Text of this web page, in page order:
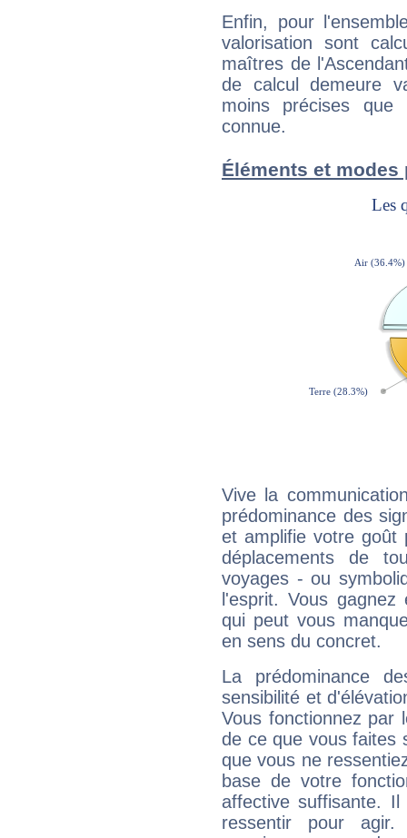
Enfin, pour
valorisation sont
maîtres de
de calcul demeure
moins précises que
connue.
Éléments et modes
Vive la
prédominance des
et amplifie votre goût
déplacements de
voyages - ou
l'esprit. Vous
qui peut vous
en sens du concret.
La prédominance
sensibilité et
Vous fonctionnez
de ce que vous faites
que vous ne
base de votre
affective suffisante.
ressentir pour agir.